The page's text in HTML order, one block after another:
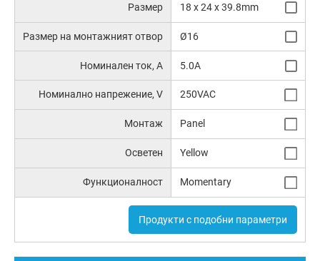
Размер 18 x 24 x 39.8mm
Размер на монтажният отвор Ø16
Номинален ток, А 5.0A
Номинално напрежение, V 250VAC
Монтаж Panel
Осветен Yellow
Функционалност Momentary
Продукти с подобни параметри